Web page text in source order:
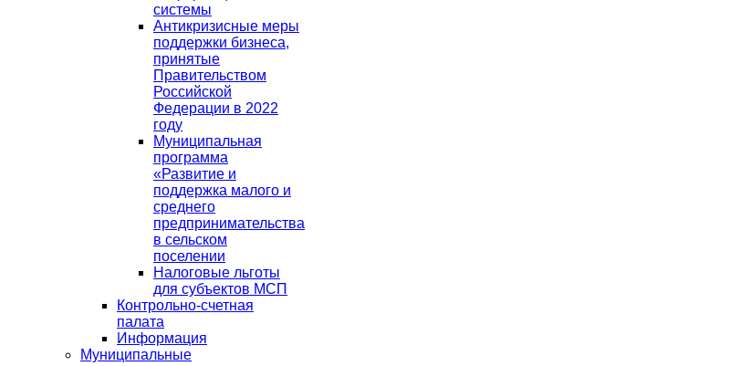
системы
Антикризисные меры
поддержки бизнеса,
принятые
Правительством
Российской
Федерации в 2022
году
Муниципальная
программа
«Развитие и
поддержка малого и
среднего
предпринимательства
в сельском
поселении
Налоговые льготы
для субъектов МСП
Контрольно-счетная
палата
Информация
Муниципальные